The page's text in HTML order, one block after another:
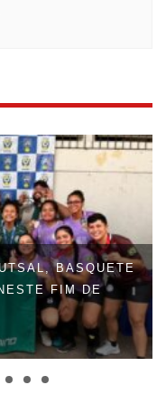
BASQUETE
FIM DE